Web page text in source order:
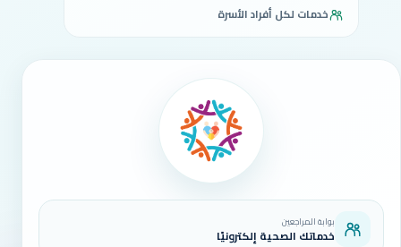
خدمات لكل أفراد الأسرة
بوابة المراجعين
خدماتك الصحية إلكترونيًا